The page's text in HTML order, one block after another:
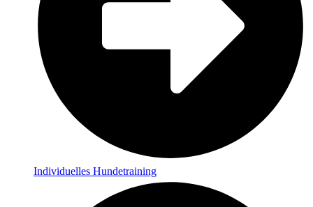
Individuelles Hundetraining